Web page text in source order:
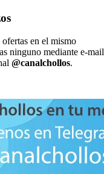
en el mismo
ninguno mediante e-mail
@canalchollos.